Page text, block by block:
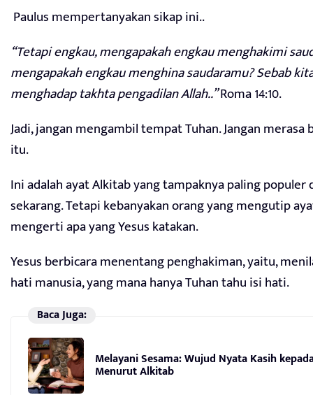
Paulus mempertanyakan sikap ini..
“Tetapi engkau, mengapakah engkau menghakimi
mengapakah engkau menghina saudaramu? Sebab
menghadap takhta pengadilan Allah..”Roma 14:10.
Jadi, jangan mengambil tempat Tuhan. Jangan merasa
itu.
Ini adalah ayat Alkitab yang tampaknya paling populer
sekarang. Tetapi kebanyakan orang yang mengutip
mengerti apa yang Yesus katakan.
Yesus berbicara menentang penghakiman, yaitu,
hati manusia, yang mana hanya Tuhan tahu isi hati.
Baca Juga:
Melayani Sesama: Wujud Nyata Kasih
Menurut Alkitab